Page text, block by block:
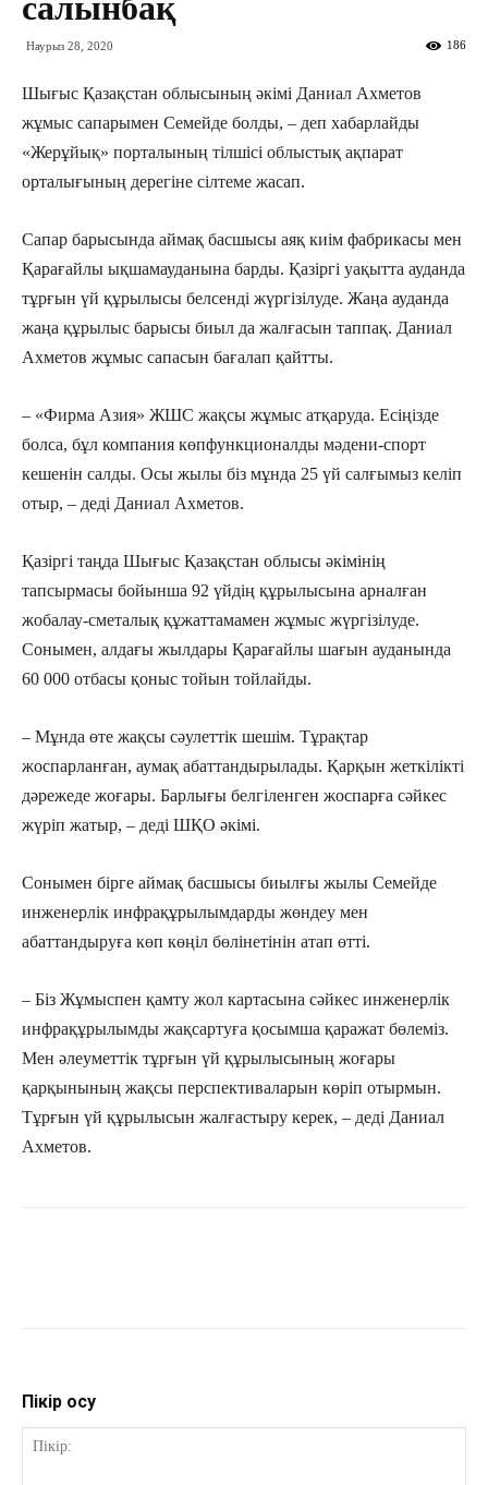
Наурыз 28, 2020 186
Шығыс Қазақстан облысының әкімі Даниал Ахметов
жұмыс сапарымен Семейде болды, – деп хабарлайды
«Жерұйық» порталының тілшісі облыстық ақпарат
орталығының дерегіне сілтеме жасап.
Сапар барысында аймақ басшысы аяқ киім фабрикасы мен
Қарағайлы ықшамауданына барды. Қазіргі уақытта ауданда
тұрғын үй құрылысы белсенді жүргізілуде. Жаңа ауданда
жаңа құрылыс барысы биыл да жалғасын таппақ. Даниал
Ахметов жұмыс сапасын бағалап қайтты.
– «Фирма Азия» ЖШС жақсы жұмыс атқаруда. Есіңізде
болса, бұл компания көпфункционалды мәдени-спорт
кешенін салды. Осы жылы біз мұнда 25 үй салғымыз келіп
отыр, – деді Даниал Ахметов.
Қазіргі таңда Шығыс Қазақстан облысы әкімінің
тапсырмасы бойынша 92 үйдің құрылысына арналған
жобалау-сметалық құжаттамамен жұмыс жүргізілуде.
Сонымен, алдағы жылдары Қарағайлы шағын ауданында
60 000 отбасы қоныс тойын тойлайды.
– Мұнда өте жақсы сәулеттік шешім. Тұрақтар
жоспарланған, аумақ абаттандырылады. Қарқын жеткілікті
дәрежеде жоғары. Барлығы белгіленген жоспарға сәйкес
жүріп жатыр, – деді ШҚО әкімі.
Сонымен бірге аймақ басшысы биылғы жылы Семейде
инженерлік инфрақұрылымдарды жөндеу мен
абаттандыруға көп көңіл бөлінетінін атап өтті.
– Біз Жұмыспен қамту жол картасына сәйкес инженерлік
инфрақұрылымды жақсартуға қосымша қаражат бөлеміз.
Мен әлеуметтік тұрғын үй құрылысының жоғары
қарқынының жақсы перспективаларын көріп отырмын.
Тұрғын үй құрылысын жалғастыру керек, – деді Даниал
Ахметов.
Пікір қосу